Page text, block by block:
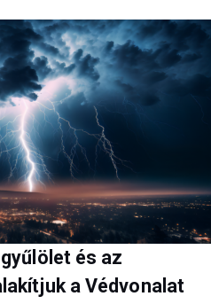
és az
a Védvonalat